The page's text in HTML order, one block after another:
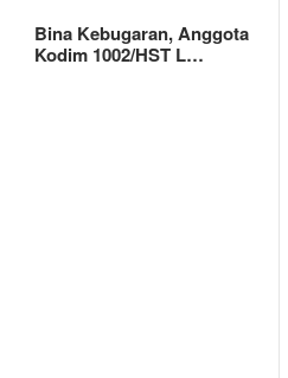
Bina Kebugaran, Anggota
Kodim 1002/HST L…